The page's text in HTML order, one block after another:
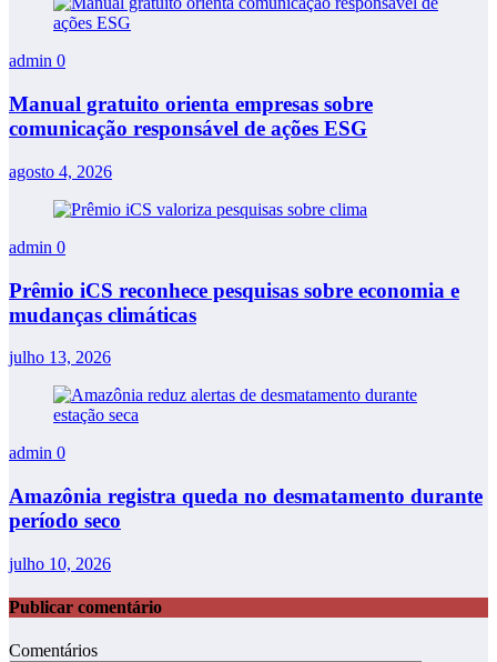
admin 0
Manual gratuito orienta empresas sobre
comunicação responsável de ações ESG
agosto 4, 2026
admin 0
Prêmio iCS reconhece pesquisas sobre economia e
mudanças climáticas
julho 13, 2026
admin 0
Amazônia registra queda no desmatamento durante
período seco
julho 10, 2026
Publicar comentário
Comentários